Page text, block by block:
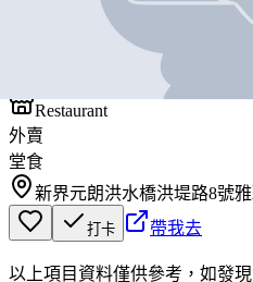
Restaurant
外賣
堂食
新界元朗洪水橋洪堤路8號
打卡 帶我去
以上項目資料僅供參考，如發